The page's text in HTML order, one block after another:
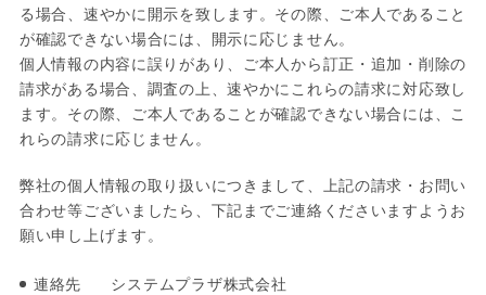
る場合、速やかに開示を致します。その際、ご本人であること
が確認できない場合には、開示に応じません。
個人情報の内容に誤りがあり、ご本人から訂正・追加・削除の
請求がある場合、調査の上、速やかにこれらの請求に対応致し
ます。その際、ご本人であることが確認できない場合には、こ
れらの請求に応じません。
弊社の個人情報の取り扱いにつきまして、上記の請求・お問い
合わせ等ございましたら、下記までご連絡くださいますようお
願い申し上げます。
連絡先
システムプラザ株式会社